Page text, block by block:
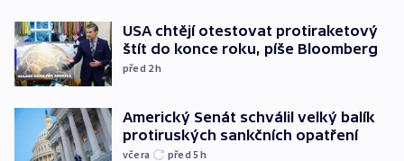
USA chtějí otestovat protiraketový
štít do konce roku, píše Bloomberg
před 2h
Americký Senát schválil velký balík
protiruských sankčních opatření
včera před 5h